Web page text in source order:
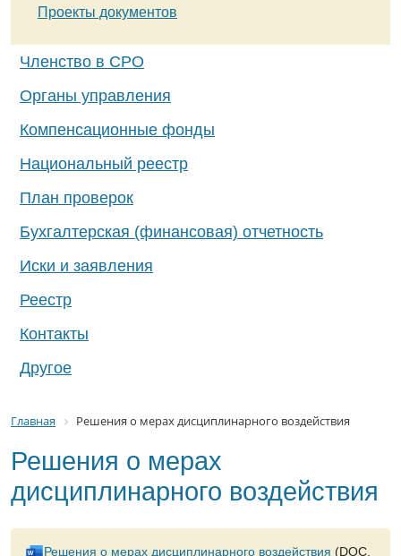
Проекты документов
Членство в СРО
Органы управления
Компенсационные фонды
Национальный реестр
План проверок
Бухгалтерская (финансовая) отчетность
Иски и заявления
Реестр
Контакты
Другое
Главная Решения о мерах дисциплинарного воздействия
Решения о мерах
дисциплинарного воздействия
Решения о мерах дисциплинарного воздействия (DOC,